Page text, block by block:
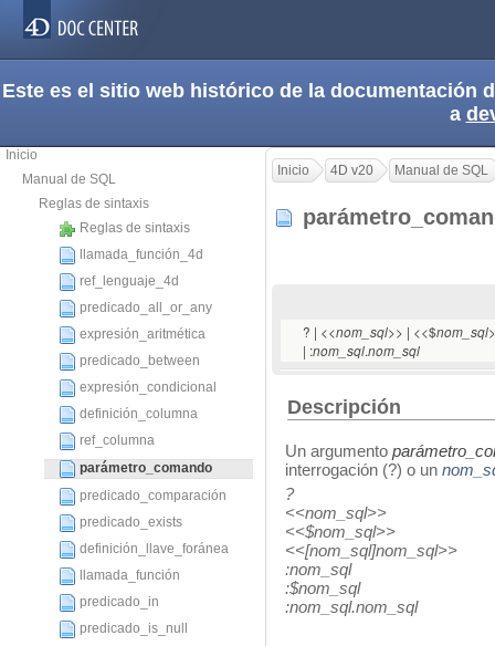
Este es el sitio web histórico de la documentación
a
Inicio
Manual de SQL
Reglas de sintaxis
Reglas de sintaxis
llamada_función_4d
ref_lenguaje_4d
predicado_all_or_any
expresión_aritmética
predicado_between
expresión_condicional
definición_columna
ref_columna
parámetro_comando
predicado_comparación
predicado_exists
definición_llave_foránea
llamada_función
predicado_in
predicado_is_null
Inicio 4D v20 Manual de SQL
? | <<nom_sql>> | <<$nom_sql
| :nom_sql.nom_sql
Descripción
Un argumento
interrogación (?) o un
?
<<nom_sql>>
<<$nom_sql>>
<<[nom_sql]nom_sql>>
:nom_sql
:$nom_sql
:nom_sql.nom_sql